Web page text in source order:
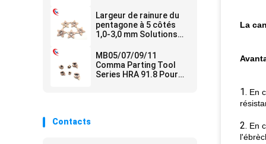
de vie et à faible usure
Largeur de rainure du
pentagone à 5 côtés
1,0-3,0 mm Solutions
arêtes de coupe
Plaquettes de
rainurage en carbure
MB05/07/09/11
Comma Parting Tool
Series HRA 91.8 Pour
Contacts
La
1. En
2. En